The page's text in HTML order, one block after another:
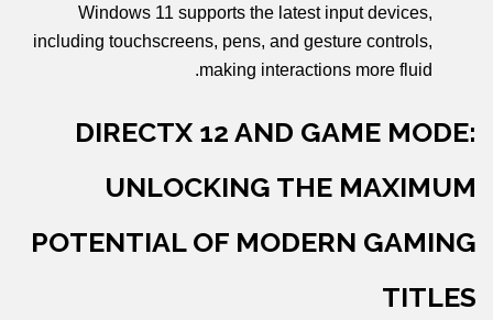
Windows 11 supports the latest input devices,
including touchscreens, pens, and gesture controls,
making interactions more fluid.
DIRECTX 12 AND GAME MODE:
UNLOCKING THE MAXIMUM
POTENTIAL OF MODERN GAMING
TITLES